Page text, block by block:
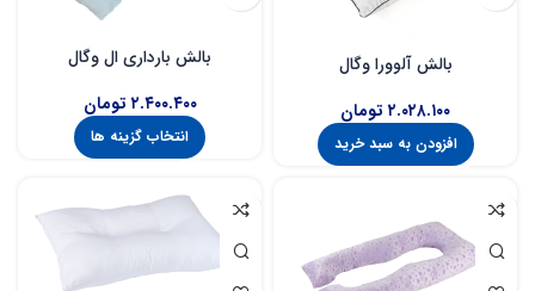
بالش آلوورا وگال
۲.۰۲۸.۱۰۰ تومان
افزودن به سبد خرید
بالش بارداری ال وگال
۲.۴۰۰.۴۰۰ تومان
انتخاب گزینه ها